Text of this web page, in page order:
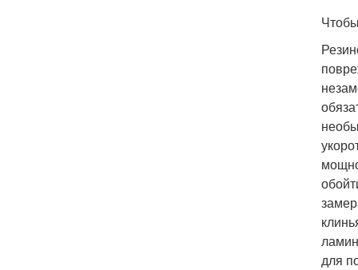
для